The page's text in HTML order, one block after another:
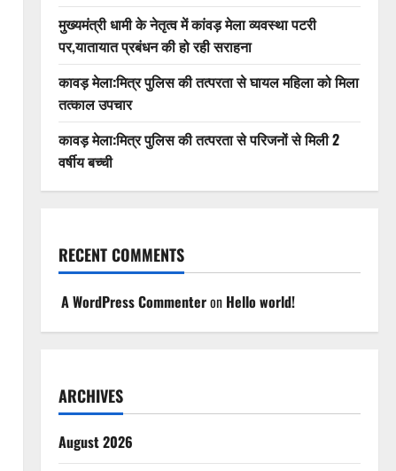
मुख्यमंत्री धामी के नेतृत्व में कांवड़ मेला व्यवस्था पटरी
पर,यातायात प्रबंधन की हो रही सराहना
कावड़ मेला:मित्र पुलिस की तत्परता से घायल महिला को मिला
तत्काल उपचार
कावड़ मेला:मित्र पुलिस की तत्परता से परिजनों से मिली 2
वर्षीय बच्ची
RECENT COMMENTS
A WordPress Commenteron Hello world!
ARCHIVES
August 2026